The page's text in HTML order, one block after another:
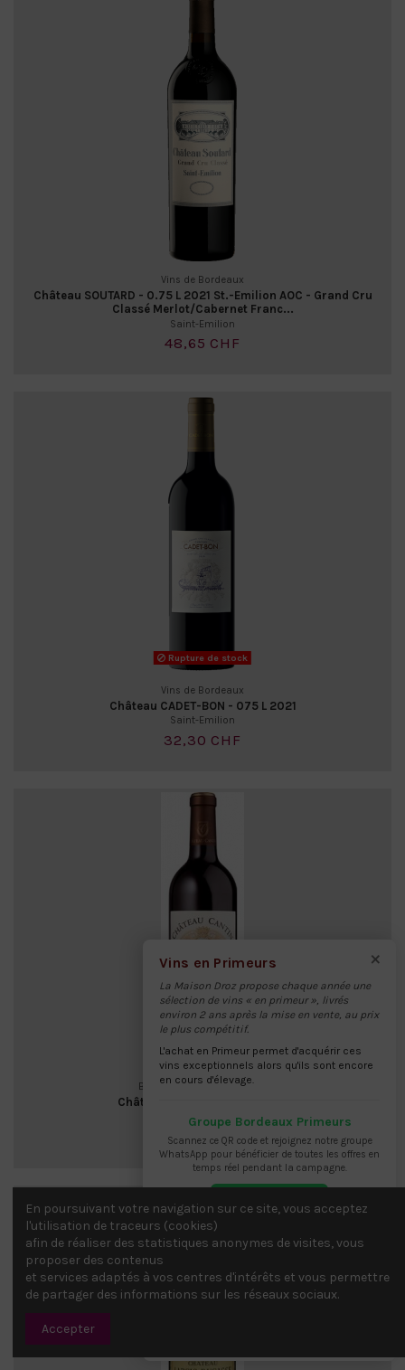
Vins de Bordeaux
Château SOUTARD - 0.75 L 2021 St.-Emilion AOC - Grand Cru
Classé Merlot/Cabernet Franc...
Saint-Emilion
48,65 CHF
Rupture de stock
Vins de Bordeaux
Château CADET-BON - 075 L 2021
Saint-Emilion
32,30 CHF
BORDEAUX PRIMEURS 2025
Château CANTIN - 0.75 L 2025
Saint-Emilion
21,10 CHF
×
Vins en Primeurs
La Maison Droz propose chaque année une
sélection de vins « en primeur », livrés
environ 2 ans après la mise en vente, au prix
le plus compétitif.
L'achat en Primeur permet d'acquérir ces
vins exceptionnels alors qu'ils sont encore
en cours d'élevage.
Groupe Bordeaux Primeurs
Scannez ce QR code et rejoignez notre groupe
WhatsApp pour bénéficier de toutes les offres en
temps réel pendant la campagne.
En poursuivant votre navigation sur ce site, vous acceptez
l'utilisation de traceurs (cookies)
afin de réaliser des statistiques anonymes de visites, vous
proposer des contenus
et services adaptés à vos centres d'intérêts et vous permettre
de partager des informations sur les réseaux sociaux.
Accepter